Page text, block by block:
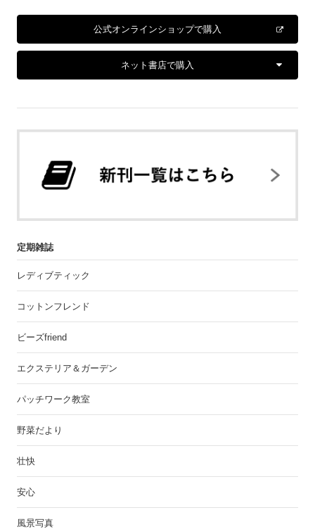
公式オンラインショップで購入
ネット書店で購入
定期雑誌
レディブティック
コットンフレンド
ビーズfriend
エクステリア＆ガーデン
パッチワーク教室
野菜だより
壮快
安心
風景写真